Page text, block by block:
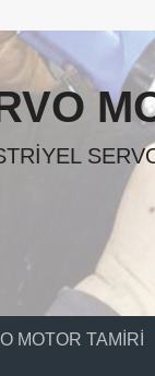
MOTOR TAMIRI